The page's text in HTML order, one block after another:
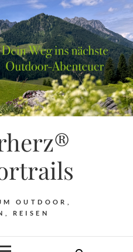
OUTDOOR,
REISEN